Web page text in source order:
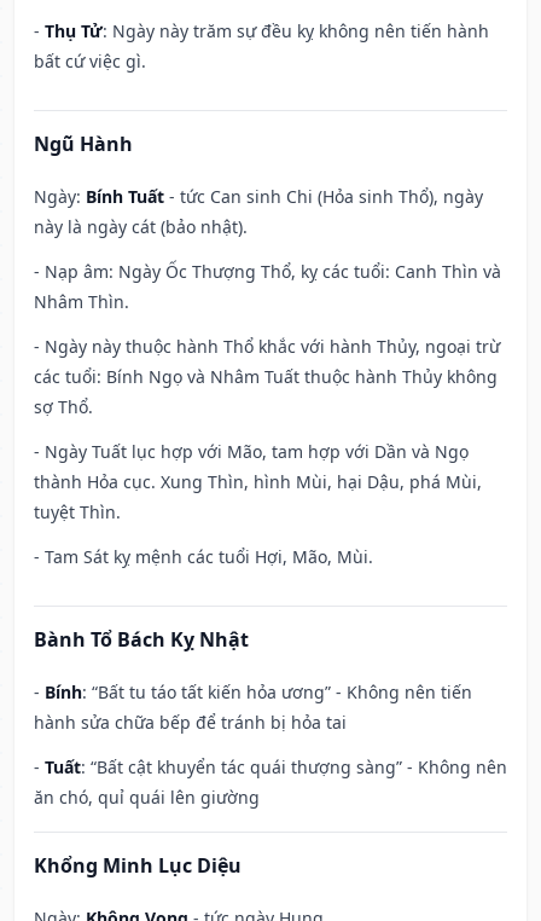
- Thụ Tử: Ngày này trăm sự đều kỵ không nên tiến hành
bất cứ việc gì.
Ngũ Hành
Ngày: Bính Tuất - tức Can sinh Chi (Hỏa sinh Thổ), ngày
này là ngày cát (bảo nhật).
- Nạp âm: Ngày Ốc Thượng Thổ, kỵ các tuổi: Canh Thìn và
Nhâm Thìn.
- Ngày này thuộc hành Thổ khắc với hành Thủy, ngoại trừ
các tuổi: Bính Ngọ và Nhâm Tuất thuộc hành Thủy không
sợ Thổ.
- Ngày Tuất lục hợp với Mão, tam hợp với Dần và Ngọ
thành Hỏa cục. Xung Thìn, hình Mùi, hại Dậu, phá Mùi,
tuyệt Thìn.
- Tam Sát kỵ mệnh các tuổi Hợi, Mão, Mùi.
Bành Tổ Bách Kỵ Nhật
- Bính: “Bất tu táo tất kiến hỏa ương” - Không nên tiến
hành sửa chữa bếp để tránh bị hỏa tai
- Tuất: “Bất cật khuyển tác quái thượng sàng” - Không nên
ăn chó, quỉ quái lên giường
Khổng Minh Lục Diệu